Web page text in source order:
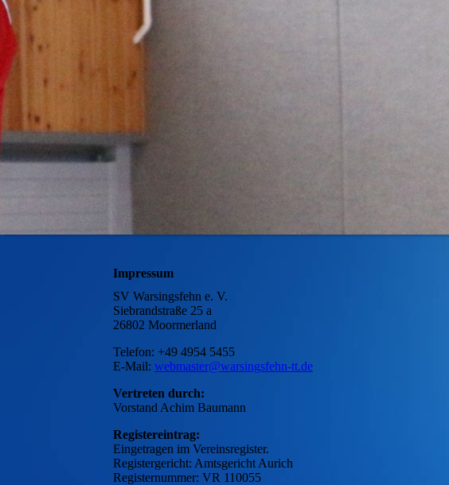
Impressum
SV Warsingsfehn e. V.
Siebrandstraße 25 a
26802 Moormerland
Telefon: +49 4954 5455
E-Mail: webmaster@warsingsfehn-tt.de
Vertreten durch:
Vorstand Achim Baumann
Registereintrag:
Eingetragen im Vereinsregister.
Registergericht: Amtsgericht Aurich
Registernummer: VR 110055